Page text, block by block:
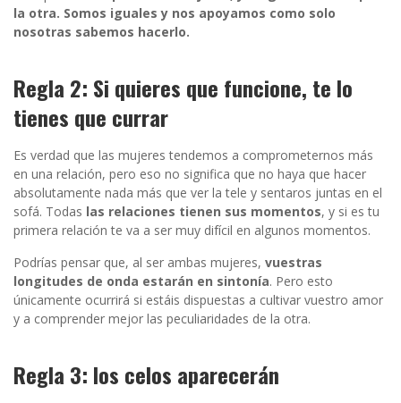
la otra. Somos iguales y nos apoyamos como solo
nosotras sabemos hacerlo.
Regla 2: Si quieres que funcione, te lo
tienes que currar
Es verdad que las mujeres tendemos a comprometernos más
en una relación, pero eso no significa que no haya que hacer
absolutamente nada más que ver la tele y sentaros juntas en el
sofá. Todas las relaciones tienen sus momentos, y si es tu
primera relación te va a ser muy difícil en algunos momentos.
Podrías pensar que, al ser ambas mujeres, vuestras
longitudes de onda estarán en sintonía. Pero esto
únicamente ocurrirá si estáis dispuestas a cultivar vuestro amor
y a comprender mejor las peculiaridades de la otra.
Regla 3: los celos aparecerán